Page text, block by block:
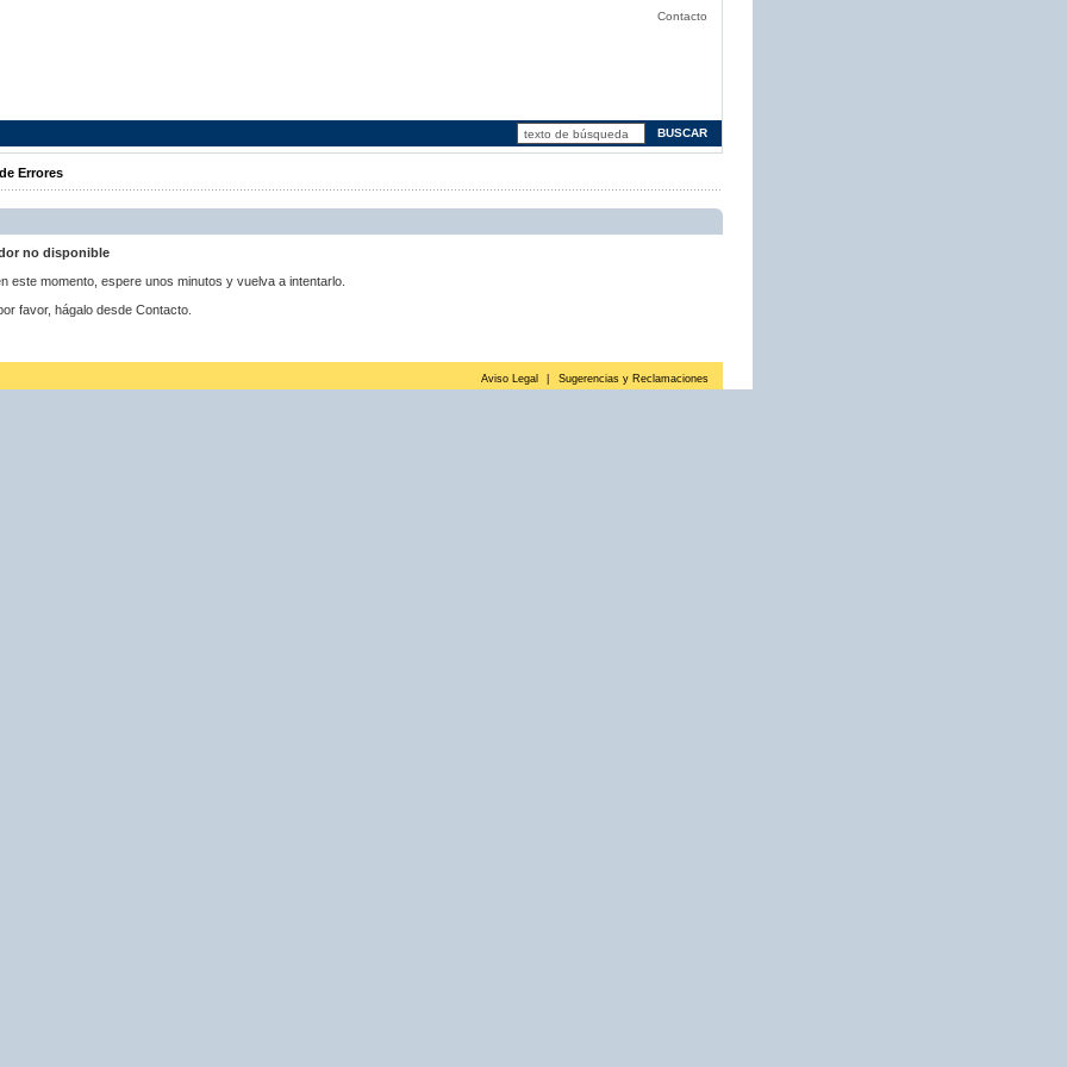
Contacto
Errores
no disponible
este momento, espere unos minutos y vuelva a intentarlo.
favor, hágalo desde Contacto.
Aviso Legal Sugerencias y Reclamaciones